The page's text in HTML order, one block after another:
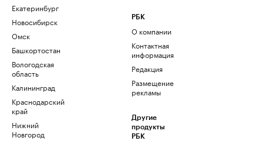
Екатеринбург
Новосибирск
Омск
Башкортостан
Вологодская
область
Калининград
Краснодарский
край
Нижний
Новгород
РБК
О компании
Контактная
информация
Редакция
Размещение
рекламы
Другие
продукты
РБК